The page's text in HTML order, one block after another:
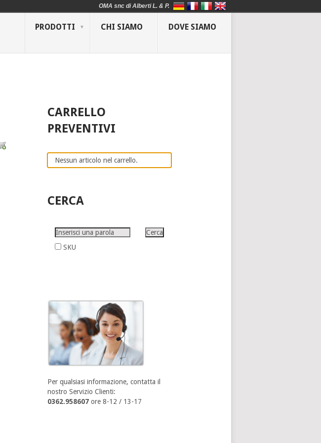
PRODOTTI CHI SIAMO DOVE SIAMO
CARRELLO
PREVENTIVI
Nessun articolo nel carrello.
CERCA
SKU
Per qualsiasi informazione, contatta il
nostro Servizio Clienti:
0362.958607 ore 8-12 / 13-17
OMA snc di Alberti L. & P.